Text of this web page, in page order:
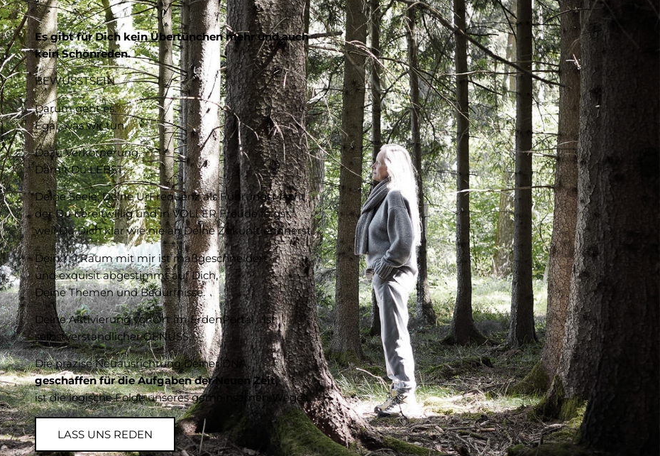
Es gibt für Dich kein Übertünchen mehr und auch
kein Schönreden.
BEWUSSTSEIN
Darum geht es.
Egal, was wir tun.
Dazu Verkörperung.
Damit Du LEBST.
Deine Seele, Deine UrFrequenz als FührungsMacht,
der Du bereitwillig und in VOLLER Freude folgst,
weil Du Dich klar wie nie an Deine Zukunft erinnerst.
Dein 1 : 1 Raum mit mir ist maßgeschneidert
und exquisit abgestimmt auf Dich,
Deine Themen und Bedürfnisse.
Deine Aktivierung vor Ort im ErdenPortal ist
selbstverständlicher GENUSS.
Die präzise Neuausrichtung Deiner DNA,
geschaffen für die Aufgaben der Neuen Zeit,
ist die logische Folge unseres gemeinsamen Weges.
LASS UNS REDEN